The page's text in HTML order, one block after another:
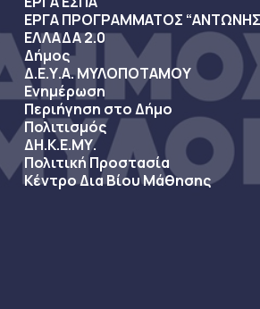
ΕΡΓΑ ΠΡΟΓΡΑΜΜΑΤΟΣ “ΑΝΤΩΝΗΣ
ΕΛΛΑΔΑ 2.0
Δήμος
Δ.Ε.Υ.Α. ΜΥΛΟΠΟΤΑΜΟΥ
Ενημέρωση
Περιήγηση στο Δήμο
Πολιτισμός
ΔΗ.Κ.Ε.ΜΥ.
Πολιτική Προστασία
Κέντρο Δια Βίου Μάθησης